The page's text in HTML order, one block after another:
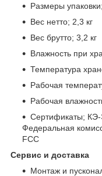
Размеры
Вес нетто; 2,3 кг
Вес брутто; 3,2 кг
Влажность при
Температура
Рабочая
Рабочая
Сертификаты;
Федеральная
FCC
Сервис и доставка
Монтаж и